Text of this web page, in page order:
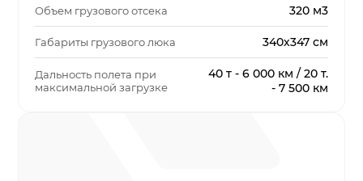
Объем грузового отсека 320 м3
Габариты грузового люка 340х347 см
Дальность полета при
максимальной загрузке
40 т - 6 000 км / 20 т.
- 7 500 км